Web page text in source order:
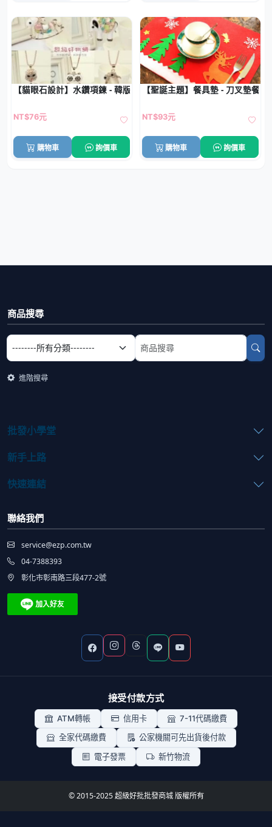
【貓眼石設計】水鑽項鍊 - 韓版長款配飾
NT$76元
購物車 詢價車
【聖誕主題】餐具墊 - 刀叉墊餐桌
NT$93元
購物車 詢價車
商品搜尋
選擇商品分類
搜尋商品關鍵字
進階搜尋
批發小學堂
新手上路
快速連結
聯絡我們
service@ezp.com.tw
04-7388393
彰化市彰南路三段477-2號
接受付款方式
ATM轉帳 信用卡
7-11代碼繳費
全家代碼繳費
公家機關可先出貨後付款
電子發票
新竹物流
© 2015-2025 超級好批批發商城 版權所有